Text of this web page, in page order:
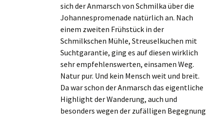
sich der Anmarsch von Schmilka über die
Johannespromenade natürlich an. Nach
einem zweiten Frühstück in der
Schmilkschen Mühle, Streuselkuchen mit
Suchtgarantie, ging es auf diesen wirklich
sehr empfehlenswerten, einsamen Weg.
Natur pur. Und kein Mensch weit und breit.
Da war schon der Anmarsch das eigentliche
Highlight der Wanderung, auch und
besonders wegen der zufälligen Begegnung